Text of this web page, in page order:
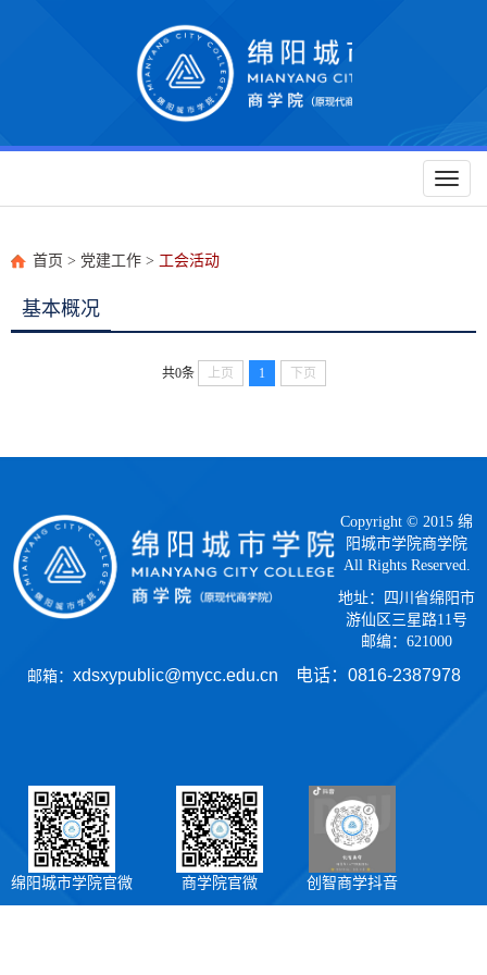
Toggle
首页 > 党建工作 > 工会活动
基本概况
共0条 上页 1 下页
Copyright © 2015 绵
阳城市学院商学院
All Rights Reserved.
地址：四川省绵阳市
游仙区三星路11号
邮编：621000
邮箱： xdsxypublic@mycc.edu.cn 电话： 0816-2387978
绵阳城市学院官微 商学院官微 创智商学抖音